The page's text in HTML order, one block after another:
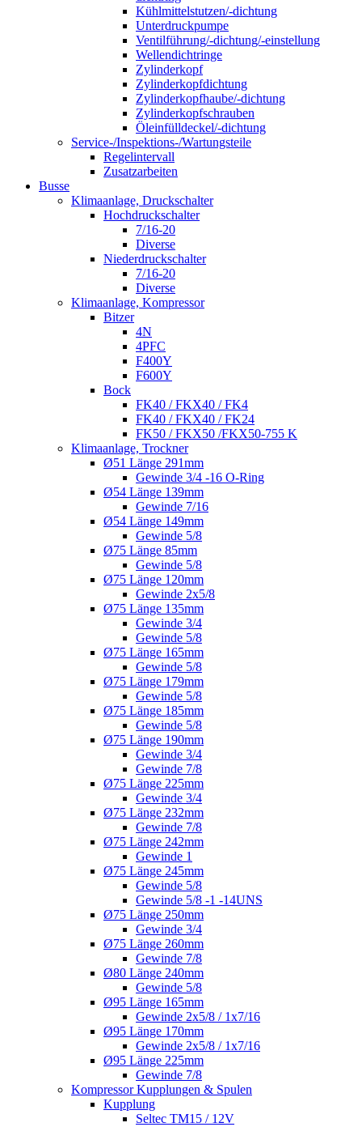
Kühlmittelstutzen/-dichtung
Unterdruckpumpe
Ventilführung/-dichtung/-einstellung
Wellendichtringe
Zylinderkopf
Zylinderkopfdichtung
Zylinderkopfhaube/-dichtung
Zylinderkopfschrauben
Öleinfülldeckel/-dichtung
Service-/Inspektions-/Wartungsteile
Regelintervall
Zusatzarbeiten
Busse
Klimaanlage, Druckschalter
Hochdruckschalter
7/16-20
Diverse
Niederdruckschalter
7/16-20
Diverse
Klimaanlage, Kompressor
Bitzer
4N
4PFC
F400Y
F600Y
Bock
FK40 / FKX40 / FK4
FK40 / FKX40 / FK24
FK50 / FKX50 /FKX50-755 K
Klimaanlage, Trockner
Ø51 Länge 291mm
Gewinde 3/4 -16 O-Ring
Ø54 Länge 139mm
Gewinde 7/16
Ø54 Länge 149mm
Gewinde 5/8
Ø75 Länge 85mm
Gewinde 5/8
Ø75 Länge 120mm
Gewinde 2x5/8
Ø75 Länge 135mm
Gewinde 3/4
Gewinde 5/8
Ø75 Länge 165mm
Gewinde 5/8
Ø75 Länge 179mm
Gewinde 5/8
Ø75 Länge 185mm
Gewinde 5/8
Ø75 Länge 190mm
Gewinde 3/4
Gewinde 7/8
Ø75 Länge 225mm
Gewinde 3/4
Ø75 Länge 232mm
Gewinde 7/8
Ø75 Länge 242mm
Gewinde 1
Ø75 Länge 245mm
Gewinde 5/8
Gewinde 5/8 -1 -14UNS
Ø75 Länge 250mm
Gewinde 3/4
Ø75 Länge 260mm
Gewinde 7/8
Ø80 Länge 240mm
Gewinde 5/8
Ø95 Länge 165mm
Gewinde 2x5/8 / 1x7/16
Ø95 Länge 170mm
Gewinde 2x5/8 / 1x7/16
Ø95 Länge 225mm
Gewinde 7/8
Kompressor Kupplungen & Spulen
Kupplung
Seltec TM15 / 12V